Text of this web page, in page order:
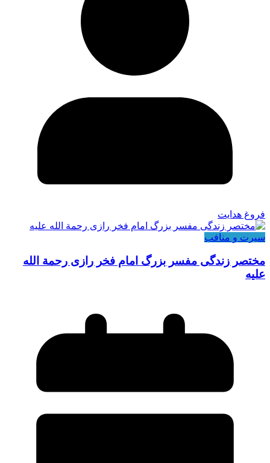
فروغ هدایت
سیرت و منافب
مختصر زندگی مفسر بزرگ امام فخر رازی رحمة الله
علیه